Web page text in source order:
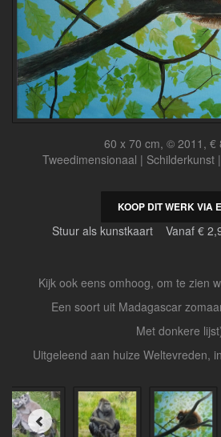
60 x 70 cm, © 2011, €
Tweedimensionaal | Schilderkunst
KOOP DIT WERK VIA
Stuur als kunstkaart Vanaf €
Kijk ook eens omhoog, om te zien
Een soort uit Madagascar
Met donkere
Uitgeleend aan huize Weltevreden,